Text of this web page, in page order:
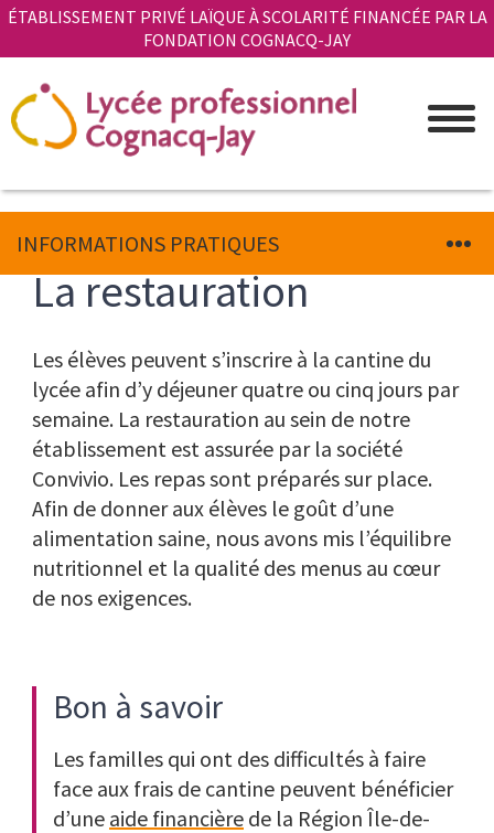
Aller
contenu
principal
ÉTABLISSEMENT PRIVÉ LAÏQUE À SCOLARITÉ FINANCÉE PAR LA
FONDATION COGNACQ-JAY
INFORMATIONS PRATIQUES
La restauration
Corps
du
texte
Texte
Les élèves peuvent s’inscrire à la cantine du
lycée afin d’y déjeuner quatre ou cinq jours par
semaine. La restauration au sein de notre
établissement est assurée par la société
Convivio. Les repas sont préparés sur place.
Afin de donner aux élèves le goût d’une
alimentation saine, nous avons mis l’équilibre
nutritionnel et la qualité des menus au cœur
de nos exigences.
Bon à savoir
Les familles qui ont des difficultés à faire
face aux frais de cantine peuvent bénéficier
d’une aide financière de la Région Île-de-
Panneau de gestion des cookies